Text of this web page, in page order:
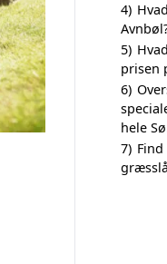
4)
5)
prisen
6)
hele
7)